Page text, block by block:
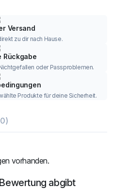
Versand
zu dir nach Hause.
Rückgabe
oder Passproblemen.
Produkte für deine Sicherheit.
vorhanden.
abgibt